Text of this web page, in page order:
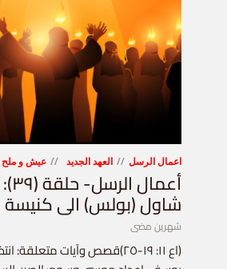
اعمال الرسل العهد الجديد عيش و ملح
شاول (بولس) الى كنيسة
شهرين مضى
(اع ١١: ١٩-٢٥)قصص وآيات